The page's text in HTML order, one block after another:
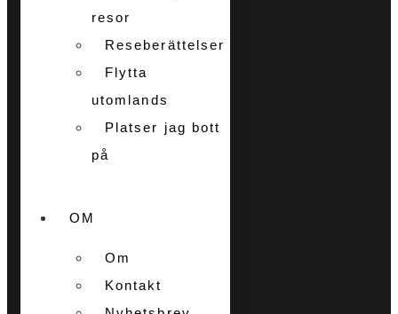
resor
Reseberättelser
Flytta
utomlands
Platser jag bott
på
OM
Om
Kontakt